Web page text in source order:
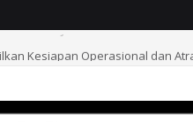
Kesiapan Operasional dan